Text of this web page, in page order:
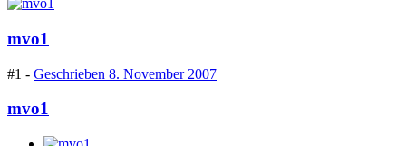
mvo1
#1 - Geschrieben 8. November 2007
mvo1